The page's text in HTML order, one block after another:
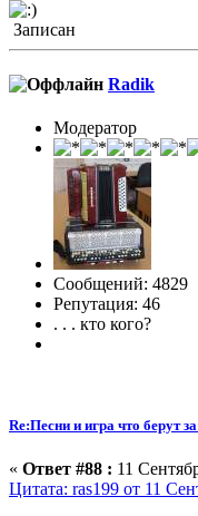
Записан
Radik
Модератор
Сообщений: 4829
Репутация: 46
. . . кто кого?
Re:Песни и игра что берут
« Ответ #88 : 11
Цитата: ras199 от 11